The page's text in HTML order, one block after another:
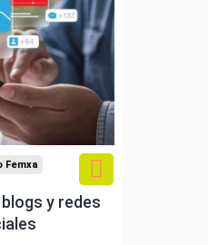
y
Madrid.
sectores.
Femxa
y redes